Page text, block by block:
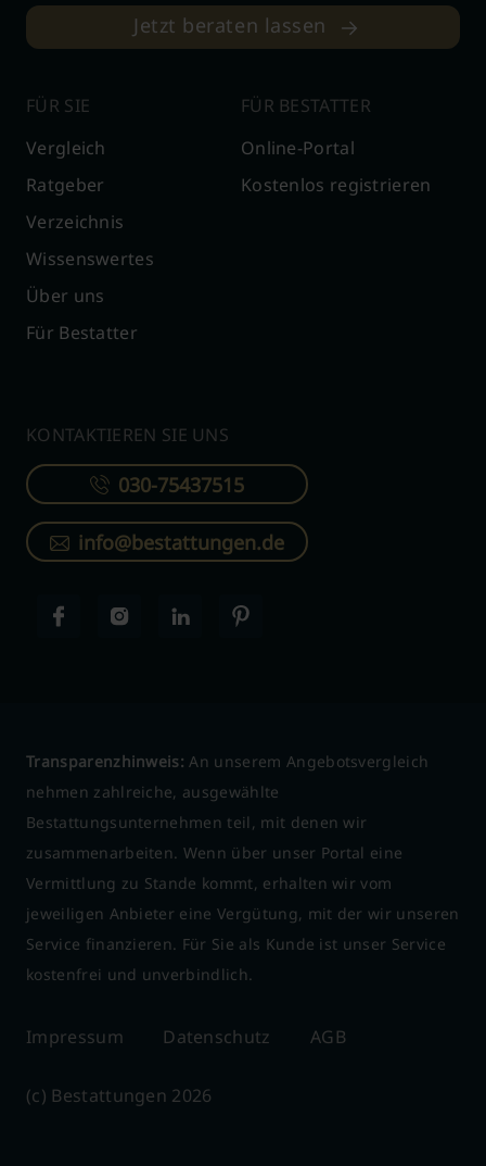
Jetzt beraten lassen
FÜR SIE
Vergleich
Ratgeber
Verzeichnis
Wissenswertes
Über uns
Für Bestatter
FÜR BESTATTER
Online-Portal
Kostenlos registrieren
KONTAKTIEREN SIE UNS
030-75437515
info@bestattungen.de
Transparenzhinweis: An unserem Angebotsvergleich
nehmen zahlreiche, ausgewählte
Bestattungsunternehmen teil, mit denen wir
zusammenarbeiten. Wenn über unser Portal eine
Vermittlung zu Stande kommt, erhalten wir vom
jeweiligen Anbieter eine Vergütung, mit der wir unseren
Service finanzieren. Für Sie als Kunde ist unser Service
kostenfrei und unverbindlich.
Impressum Datenschutz AGB
(c) Bestattungen 2026